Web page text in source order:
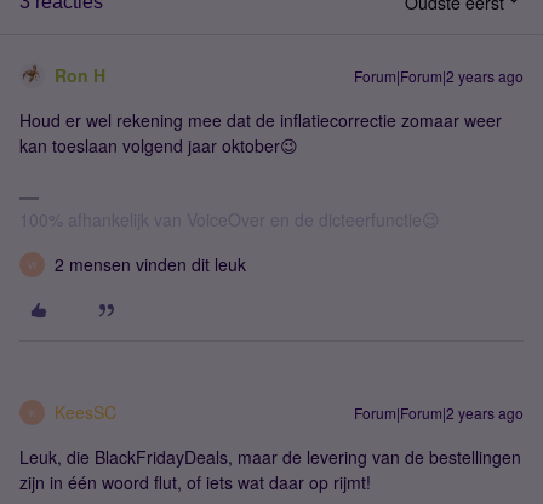
Ron H Forum|Forum|2 years ago
Houd er wel rekening mee dat de inflatiecorrectie zomaar weer
kan toeslaan volgend jaar oktober😉
100% afhankelijk van VoiceOver en de dicteerfunctie😉
W 2 mensen vinden dit leuk
K KeesSC Forum|Forum|2 years ago
Leuk, die BlackFridayDeals, maar de levering van de bestellingen
zijn in één woord flut, of iets wat daar op rijmt!